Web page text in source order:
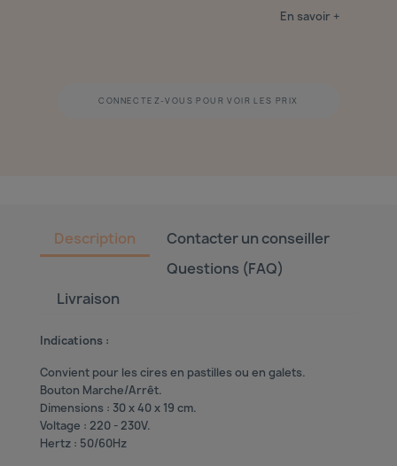
En savoir +
CONNECTEZ-VOUS POUR VOIR LES PRIX
Description
Contacter un conseiller
Questions (FAQ)
Livraison
Indications :
Convient pour les cires en pastilles ou en galets.
Bouton Marche/Arrêt.
Dimensions : 30 x 40 x 19 cm.
Voltage : 220 - 230V.
Hertz : 50/60Hz